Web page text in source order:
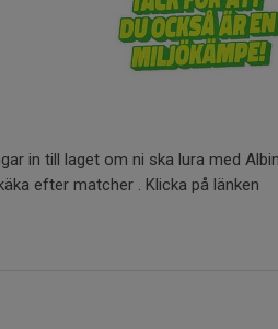
in till laget om ni ska lura med
efter matcher . Klicka på länken